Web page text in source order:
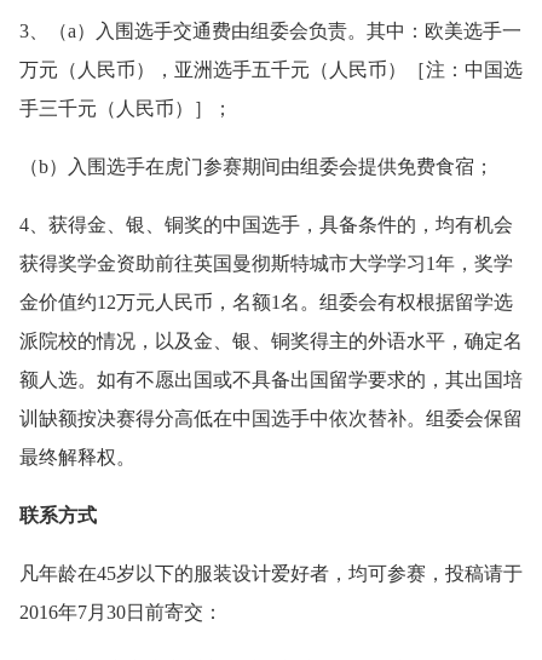
3、（a）入围选手交通费由组委会负责。其中：欧美选手一
万元（人民币），亚洲选手五千元（人民币）［注：中国选
手三千元（人民币）］；
（b）入围选手在虎门参赛期间由组委会提供免费食宿；
4、获得金、银、铜奖的中国选手，具备条件的，均有机会
获得奖学金资助前往英国曼彻斯特城市大学学习1年，奖学
金价值约12万元人民币，名额1名。组委会有权根据留学选
派院校的情况，以及金、银、铜奖得主的外语水平，确定名
额人选。如有不愿出国或不具备出国留学要求的，其出国培
训缺额按决赛得分高低在中国选手中依次替补。组委会保留
最终解释权。
联系方式
凡年龄在45岁以下的服装设计爱好者，均可参赛，投稿请于
2016年7月30日前寄交：